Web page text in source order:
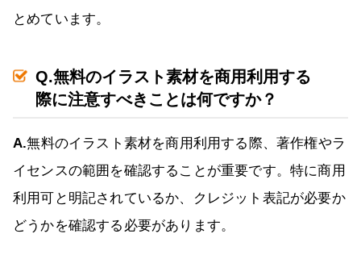
とめています。
Q.無料のイラスト素材を商用利用する
際に注意すべきことは何ですか？
A.無料のイラスト素材を商用利用する際、著作権やラ
イセンスの範囲を確認することが重要です。特に商用
利用可と明記されているか、クレジット表記が必要か
どうかを確認する必要があります。